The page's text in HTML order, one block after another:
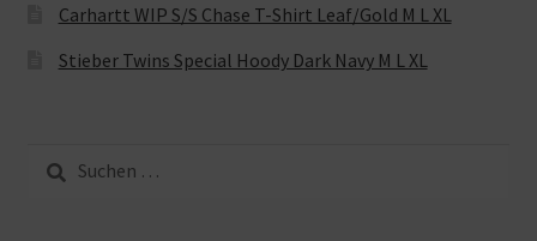
Carhartt WIP S/S Chase T-Shirt Leaf/Gold M L XL
Stieber Twins Special Hoody Dark Navy M L XL
Suche
nach: